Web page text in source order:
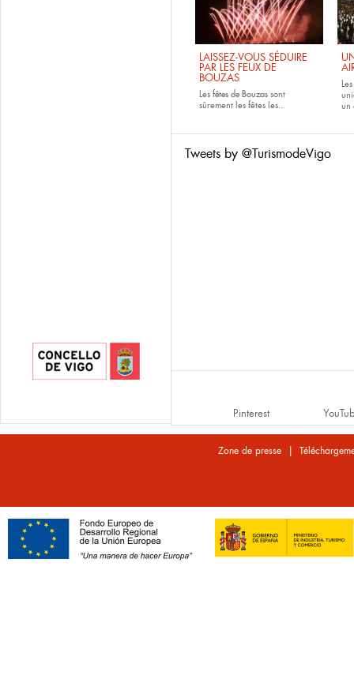
LAISSEZ-VOUS SÉDUIRE
PAR LES FEUX DE
BOUZAS
Les fêtes de Bouzas sont
sûrement les fêtes les...
Les
un
Tweets by @TurismodeVigo
Pinterest
Zone de presse |